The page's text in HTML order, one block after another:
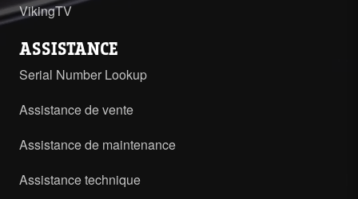
VikingTV
ASSISTANCE
Serial Number Lookup
Assistance de vente
Assistance de maintenance
Assistance technique